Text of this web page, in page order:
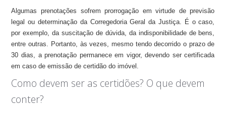
Algumas prenotações sofrem prorrogação em virtude de previsão
legal ou determinação da Corregedoria Geral da Justiça. É o caso,
por exemplo, da suscitação de dúvida, da indisponibilidade de bens,
entre outras. Portanto, às vezes, mesmo tendo decorrido o prazo de
30 dias, a prenotação permanece em vigor, devendo ser certificada
em caso de emissão de certidão do imóvel.
Como devem ser as certidões? O que devem
conter?